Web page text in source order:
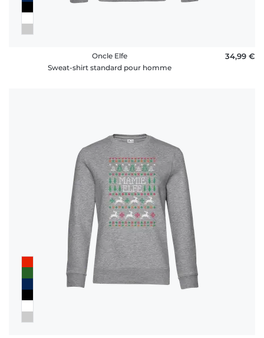
Oncle Elfe
Sweat-shirt standard pour homme
34,99 €